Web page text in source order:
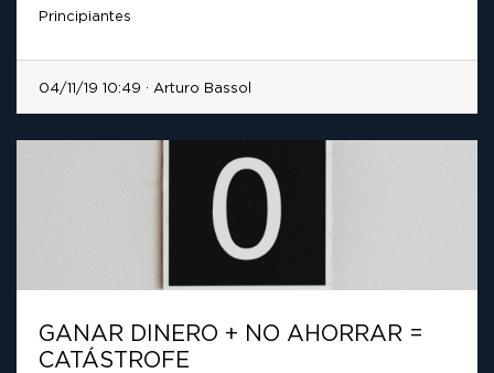
Principiantes
04/11/19 10:49 · Arturo Bassol
GANAR DINERO + NO AHORRAR =
CATÁSTROFE